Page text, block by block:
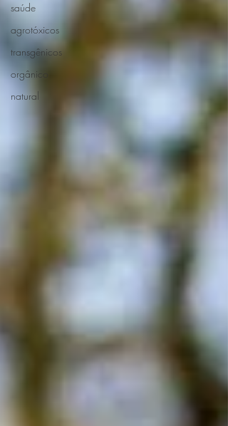
saúde
agrotóxicos
transgênicos
orgânico
natural